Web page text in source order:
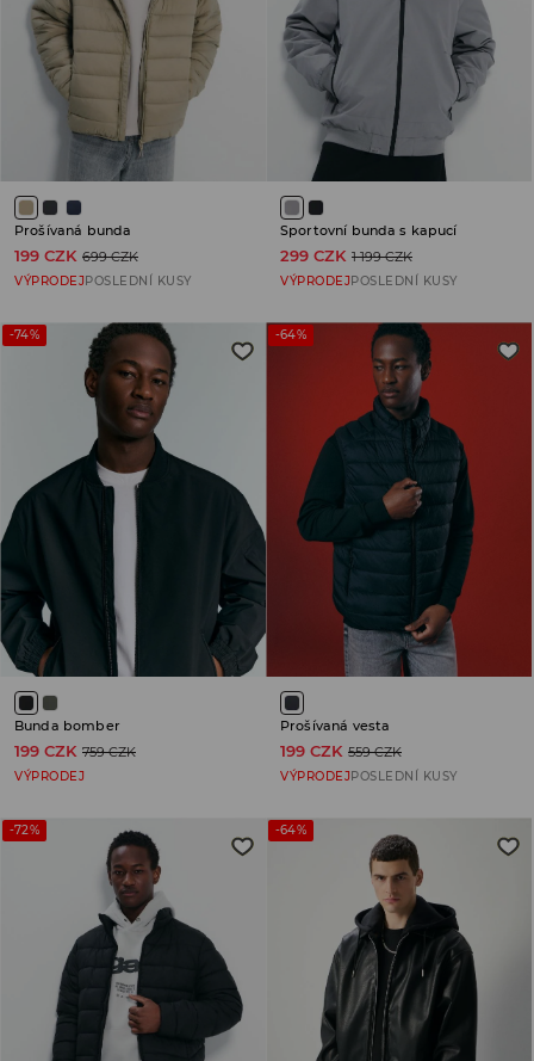
Prošívaná bunda
199 CZK 699 CZK
VÝPRODEJ POSLEDNÍ KUSY
Sportovní bunda s kapucí
299 CZK 1 199 CZK
VÝPRODEJ POSLEDNÍ KUSY
-74%
Bunda bomber
199 CZK 759 CZK
VÝPRODEJ
-64%
Prošívaná vesta
199 CZK 559 CZK
VÝPRODEJPOSLEDNÍ KUSY
-72% -64%